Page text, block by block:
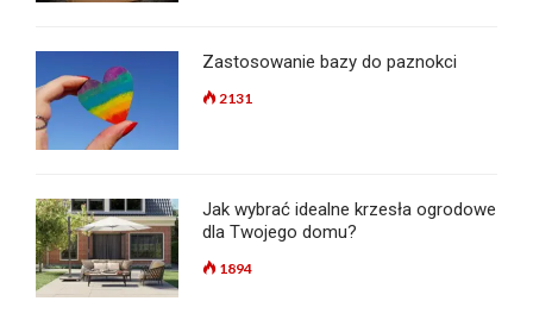
Zastosowanie bazy do paznokci
2131
Jak wybrać idealne krzesła ogrodowe
dla Twojego domu?
1894